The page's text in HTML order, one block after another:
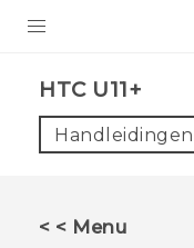
VIVE
HTC U11+‎
Handleidingen
< < Menu